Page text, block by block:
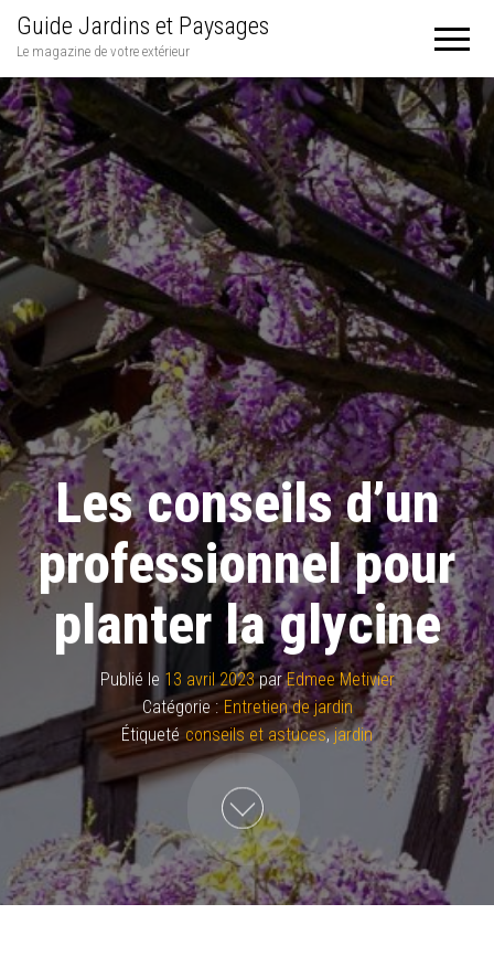
Guide Jardins et Paysages
Le magazine de votre extérieur
Les conseils d’un
professionnel pour
planter la glycine
Publié le 13 avril 2023parEdmee Metivier
Catégorie : Entretien de jardin
Étiqueté conseils et astuces,jardin